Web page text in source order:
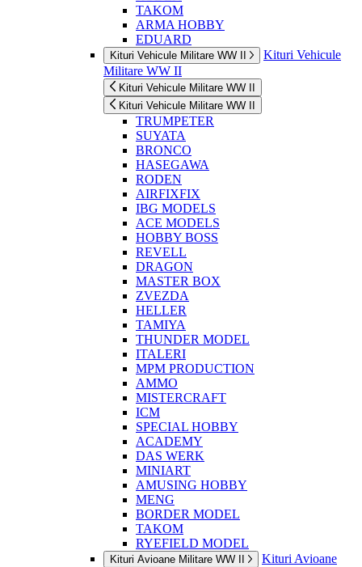
TAKOM
ARMA HOBBY
EDUARD
Kituri Vehicule Militare WW II
Kituri Vehicule
Militare WW II
Kituri Vehicule Militare WW II
Kituri Vehicule Militare WW II
TRUMPETER
SUYATA
BRONCO
HASEGAWA
RODEN
AIRFIXFIX
IBG MODELS
ACE MODELS
HOBBY BOSS
REVELL
DRAGON
MASTER BOX
ZVEZDA
HELLER
TAMIYA
THUNDER MODEL
ITALERI
MPM PRODUCTION
AMMO
MISTERCRAFT
ICM
SPECIAL HOBBY
ACADEMY
DAS WERK
MINIART
AMUSING HOBBY
MENG
BORDER MODEL
TAKOM
RYEFIELD MODEL
Kituri Avioane Militare WW II
Kituri Avioane